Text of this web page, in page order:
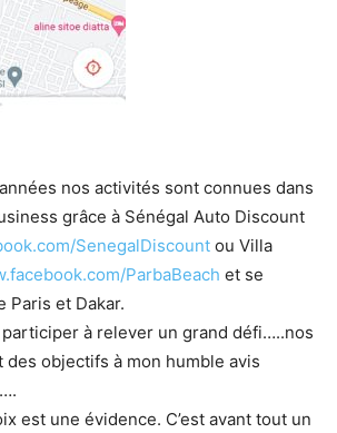
nos activités sont connues dans
grâce à Sénégal Auto Discount
SenegalDiscount ou Villa
ParbaBeach et se
Paris et Dakar.
participer à relever un grand défi…..nos
des objectifs à mon humble avis
est une évidence. C’est avant tout un